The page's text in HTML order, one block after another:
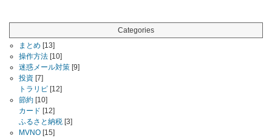
Categories
まとめ [13]
操作方法 [10]
迷惑メール対策 [9]
投資 [7]
トラリピ [12]
節約 [10]
カード [12]
ふるさと納税 [3]
MVNO [15]